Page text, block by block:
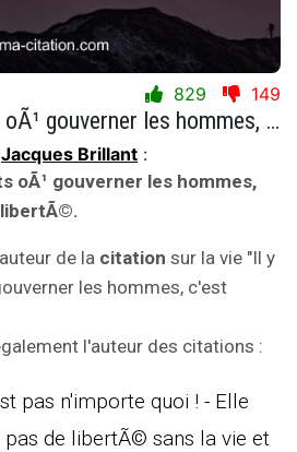
829 149
Il y a des moments oÃ¹ gouverner les hommes, c'est sauver leur libertÃ©.
Jacques Brillant :
oÃ¹ gouverner les hommes,
de la citation sur la vie "Il y
les hommes, c'est
l'auteur des citations :
pas n'importe quoi ! - Elle
pas de libertÃ© sans la vie et